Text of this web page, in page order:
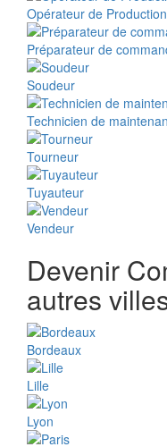
Opérateur de Production
Préparateur de
Soudeur
Technicien de
Tourneur
Tuyauteur
Vendeur
Devenir
autres
Bordeaux
Lille
Lyon